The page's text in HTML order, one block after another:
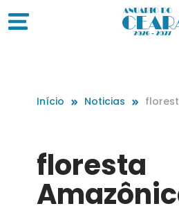
Início Noticias
floresta